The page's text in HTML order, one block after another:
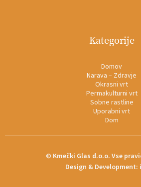
Kategorije
Domov
Narava – Zdravje
Okrasni vrt
Permakulturni vrt
Sobne rastline
Uporabni vrt
Dom
© Kmečki Glas d.o.o. Vse
Design & Development: